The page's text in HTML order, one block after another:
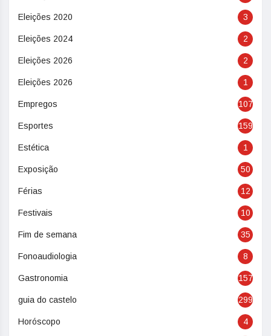
Eleições 2020 3
Eleições 2024 2
Eleições 2026 2
Eleições 2026 1
Empregos 107
Esportes 159
Estética 1
Exposição 50
Férias 12
Festivais 10
Fim de semana 35
Fonoaudiologia 8
Gastronomia 157
guia do castelo 299
Horóscopo 4